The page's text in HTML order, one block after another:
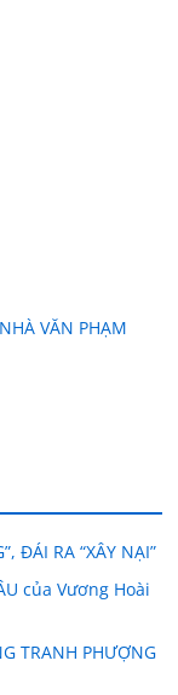
VĂN PHẠM
ĐÁI RA “XÂY NẠI”
của Vương Hoài
TRANH PHƯỢNG